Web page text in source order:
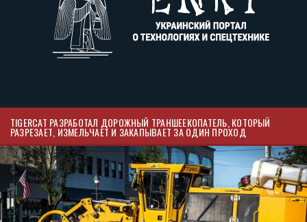
TIGERCAT РАЗРАБОТАЛ ДОРОЖНЫЙ ТРАНШЕЕКОПАТЕЛЬ, КОТОРЫЙ
РАЗРЕЗАЕТ, ИЗМЕЛЬЧАЕТ И ЗАКАПЫВАЕТ ЗА ОДИН ПРОХОД